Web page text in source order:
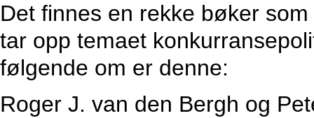
Det finnes en rekke bøker
tar opp temaet
følgende om er denne:
Roger J. van den Bergh og